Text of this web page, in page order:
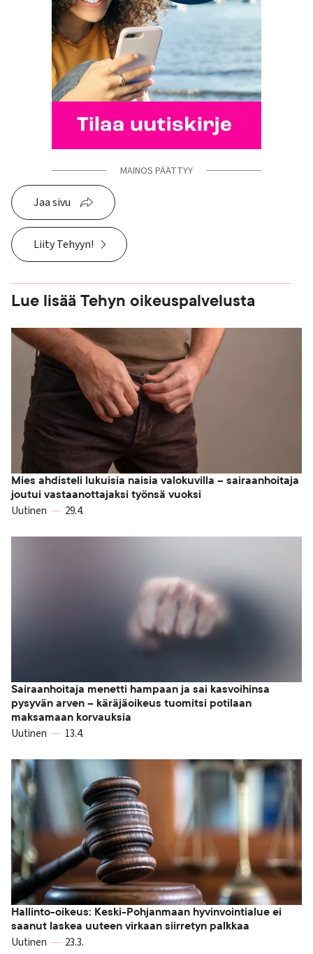
MAINOS PÄÄTTYY
Jaa sivu
Liity Tehyyn!
Lue lisää Tehyn oikeuspalvelusta
Mies ahdisteli lukuisia naisia valokuvilla – sairaanhoitaja
joutui vastaanottajaksi työnsä vuoksi
Uutinen 29.4.
Sairaanhoitaja menetti hampaan ja sai kasvoihinsa
pysyvän arven – käräjäoikeus tuomitsi potilaan
maksamaan korvauksia
Uutinen 13.4.
Hallinto-oikeus: Keski-Pohjanmaan hyvinvointialue ei
saanut laskea uuteen virkaan siirretyn palkkaa
Uutinen 23.3.